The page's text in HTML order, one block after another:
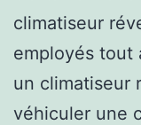
climatiseur
employés tout
un climatiseur
véhiculer une